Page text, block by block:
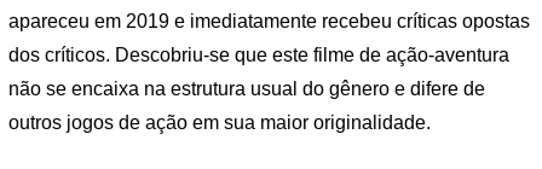
apareceu em 2019 e imediatamente recebeu críticas opostas
dos críticos. Descobriu-se que este filme de ação-aventura
não se encaixa na estrutura usual do gênero e difere de
outros jogos de ação em sua maior originalidade.